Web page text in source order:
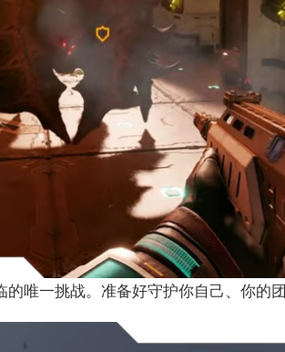
唯一挑战。准备好守护你自己、你的